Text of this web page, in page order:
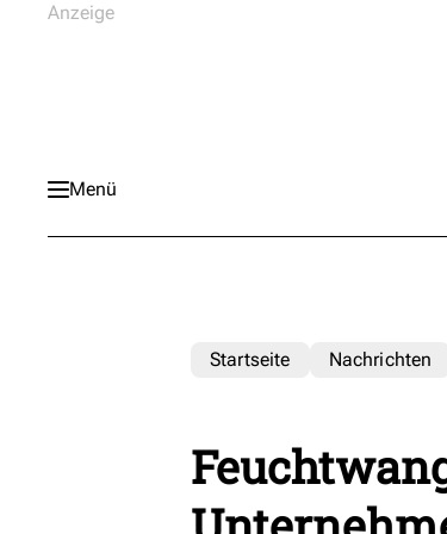
Menü
Startseite Nachrichten